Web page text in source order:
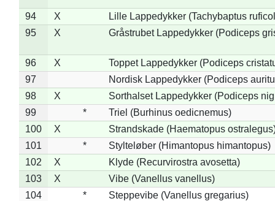
94 X
Lille Lappedykker (Tachybaptus
95
X Gråstrubet Lappedykker (Podiceps
96 X
Toppet Lappedykker (Podiceps
97
Nordisk Lappedykker (Podiceps
98
X
Sorthalset Lappedykker (Podiceps
99
*
Triel (Burhinus oedicnemus)
100
X
Strandskade (Haematopus
101
*
Stylteløber (Himantopus himantopus)
102
X
Klyde (Recurvirostra avosetta)
103
X
Vibe (Vanellus vanellus)
104
*
Steppevibe (Vanellus gregarius)